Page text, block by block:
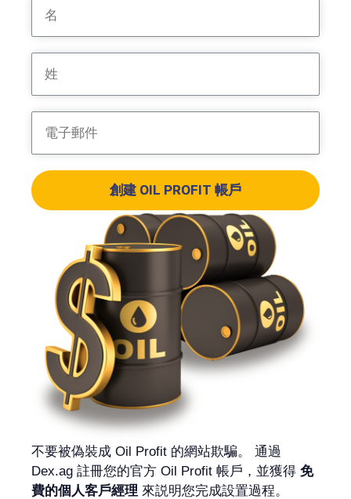
不要被偽裝成 Oil Profit 的網站欺騙。 通過
Dex.ag 註冊您的官方 Oil Profit 帳戶，並獲得 免
費的個人客戶經理 來説明您完成設置過程。
創建 OIL PROFIT 帳戶